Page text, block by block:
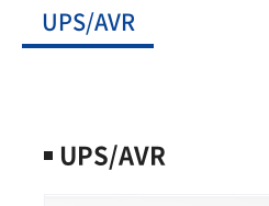
UPS/AVR
UPS/AVR